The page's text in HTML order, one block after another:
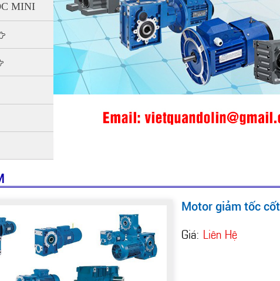
MINI
Motor giảm tốc
Giá: Liên Hệ